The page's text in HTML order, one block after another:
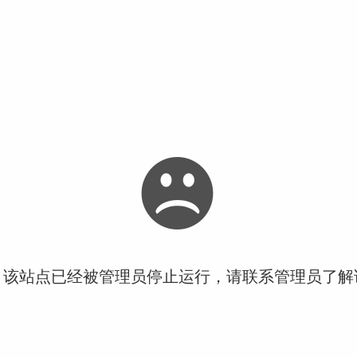
站点已经被管理员停止运行，请联系管理员了